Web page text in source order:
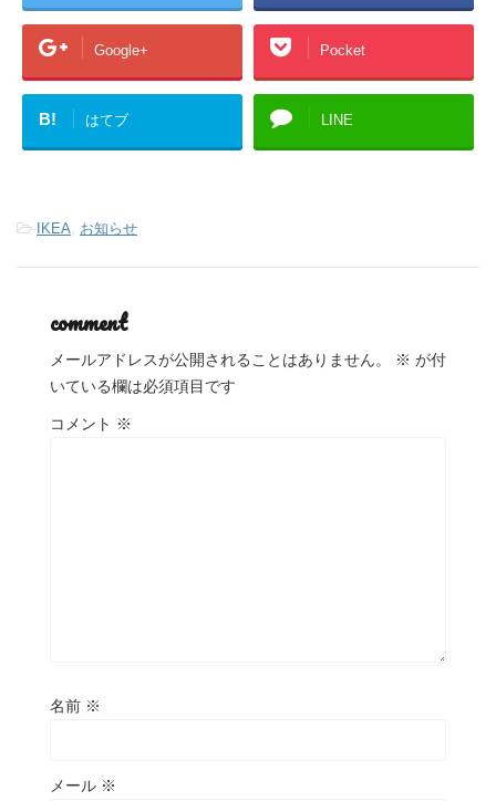
Google+ Pocket
B! はてブ LINE
-IKEA お知らせ
comment
メールアドレスが公開されることはありません。 ※ が付
いている欄は必須項目です
コメント ※
名前 ※
メール ※